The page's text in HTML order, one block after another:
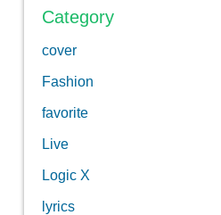
Category
cover
Fashion
favorite
Live
Logic X
lyrics